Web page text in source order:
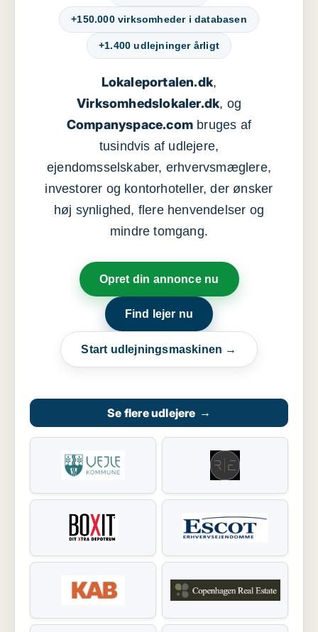
+150.000 virksomheder i databasen
+1.400 udlejninger årligt
Lokaleportalen.dk,
Virksomhedslokaler.dk, og
Companyspace.com bruges af
tusindvis af udlejere,
ejendomsselskaber, erhvervsmæglere,
investorer og kontorhoteller, der ønsker
høj synlighed, flere henvendelser og
mindre tomgang.
Opret din annonce nu
Find lejer nu
Start udlejningsmaskinen →
Se flere udlejere →